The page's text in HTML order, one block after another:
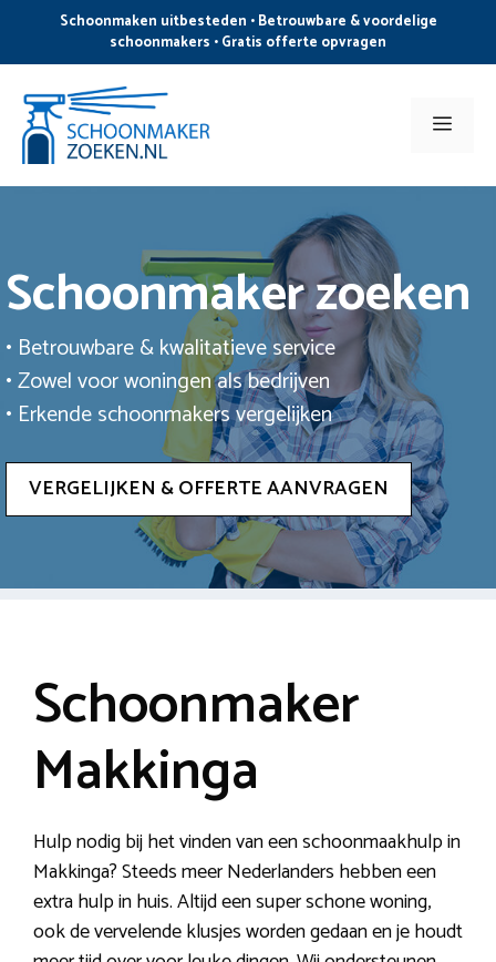
de
inhoud
Schoonmaken uitbesteden • Betrouwbare & voordelige
schoonmakers • Gratis offerte opvragen
Menu
Schoonmaker zoeken
• Betrouwbare & kwalitatieve service
• Zowel voor woningen als bedrijven
• Erkende schoonmakers vergelijken
VERGELIJKEN & OFFERTE AANVRAGEN
Schoonmaker
Makkinga
Hulp nodig bij het vinden van een schoonmaakhulp in
Makkinga? Steeds meer Nederlanders hebben een
extra hulp in huis. Altijd een super schone woning,
ook de vervelende klusjes worden gedaan en je houdt